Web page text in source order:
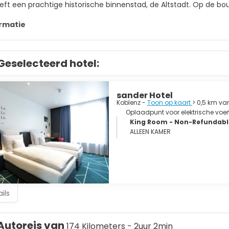
een prachtige historische binnenstad, de Altstadt. Op de
zijn veel pleinen met middeleeuwse gebouwen waar
fort Ehrenbreitstein ligt op een hoge rots tegenover de
een uitzichtspunt met uitzicht over de Moezel, de Rijn en op
langs de Rijn over de Rijn naar de top van de rots gebracht
en op de Moezel en de Rijn.
hotel:
sander Hotel
Koblenz - Toon op kaart > 0,5 km
Oplaadpunt voor elektrische
King Room - Non-
ALLEEN KAMER
van 174 Kilometers - 2uur 2min